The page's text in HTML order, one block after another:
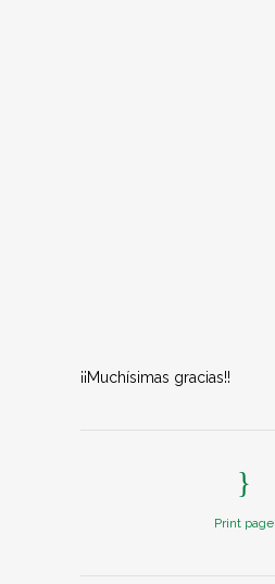
¡¡Muchísimas gracias!!
Print page